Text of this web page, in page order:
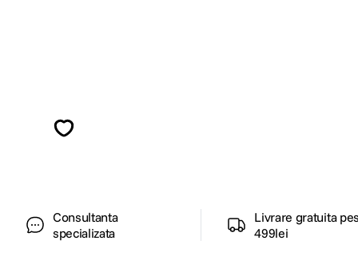
Consultanta
specializata
Livrare gratuita
499lei